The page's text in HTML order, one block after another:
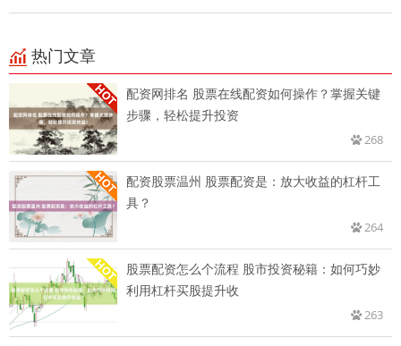
热门文章
配资网排名 股票在线配资如何操作？掌握关键
步骤，轻松提升投资
268
配资股票温州 股票配资是：放大收益的杠杆工
具？
264
股票配资怎么个流程 股市投资秘籍：如何巧妙
利用杠杆买股提升收
263